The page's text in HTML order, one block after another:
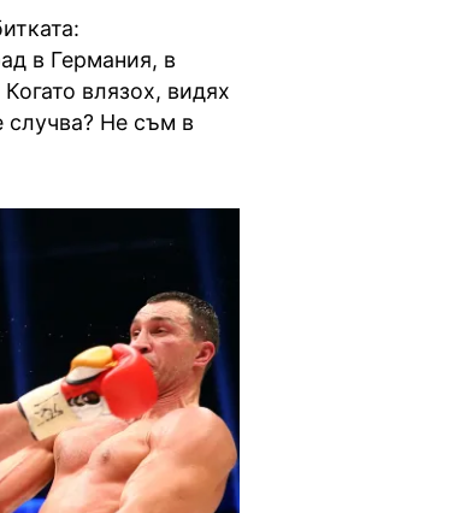
в Германия, в
влязох, видях
случва? Не съм в